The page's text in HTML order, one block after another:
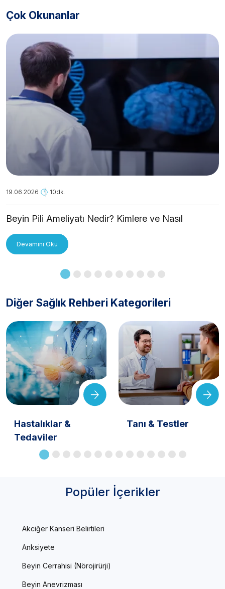
Çok Okunanlar
19.06.2026 10dk.
Beyin Pili Ameliyatı Nedir? Kimlere ve Nasıl
Devamını Oku
Diğer Sağlık Rehberi Kategorileri
Hastalıklar &
Tedaviler
Tanı & Testler
Popüler İçerikler
Akciğer Kanseri Belirtileri
Anksiyete
Beyin Cerrahisi (Nörojirürji)
Beyin Anevrizması